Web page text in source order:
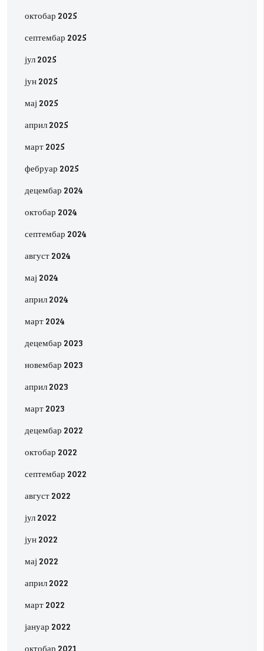
октобар 2025
септембар 2025
јул 2025
јун 2025
мај 2025
април 2025
март 2025
фебруар 2025
децембар 2024
октобар 2024
септембар 2024
август 2024
мај 2024
април 2024
март 2024
децембар 2023
новембар 2023
април 2023
март 2023
децембар 2022
октобар 2022
септембар 2022
август 2022
јул 2022
јун 2022
мај 2022
април 2022
март 2022
јануар 2022
октобар 2021